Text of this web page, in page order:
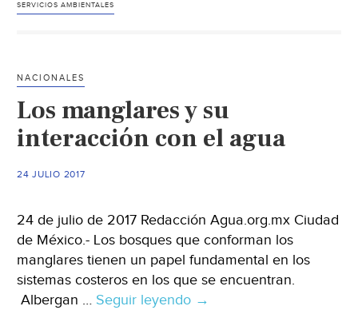
medio
ambiente
SERVICIOS AMBIENTALES
NACIONALES
Los manglares y su
interacción con el agua
24 JULIO 2017
24 de julio de 2017 Redacción Agua.org.mx Ciudad
de México.- Los bosques que conforman los
manglares tienen un papel fundamental en los
sistemas costeros en los que se encuentran.
Albergan … Seguir leyendo Los
→